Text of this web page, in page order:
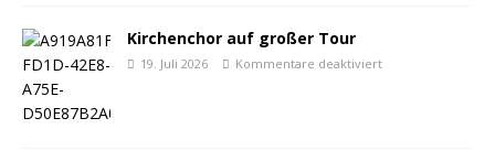
Kirchenchor auf großer Tour
19. Juli 2026 Kommentare deaktiviert